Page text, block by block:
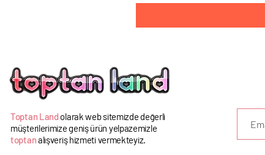
Toptan Land olarak web sitemizde değerli
müşterilerimize geniş ürün yelpazemizle
toptanalışveriş hizmeti vermekteyiz.